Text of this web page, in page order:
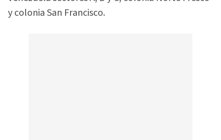
y colonia San Francisco.